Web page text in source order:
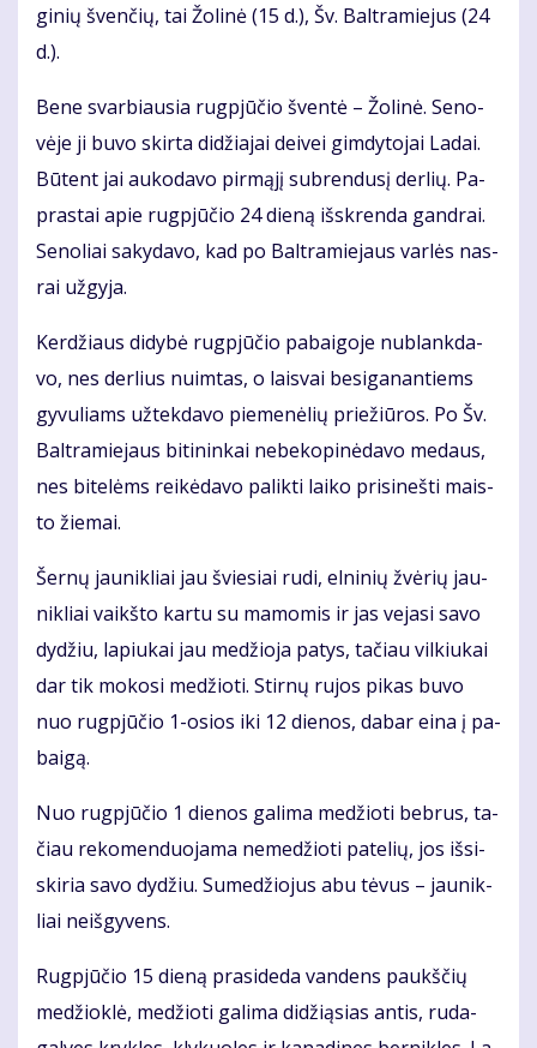
gi­nių šven­čių, tai Žo­li­nė (15 d.), Šv. Bal­tra­mie­jus (24
d.).
Be­ne svar­biau­sia rug­pjū­čio šven­tė – Žo­li­nė. Se­no­
vė­je ji bu­vo skir­ta di­džia­jai dei­vei gim­dy­to­jai La­dai.
Bū­tent jai au­ko­da­vo pir­mą­jį su­bren­du­sį der­lių. Pa­
pras­tai apie rug­pjū­čio 24 die­ną iš­skren­da gan­drai.
Se­no­liai sa­ky­da­vo, kad po Bal­tra­mie­jaus var­lės nas­
rai už­gy­ja.
Ker­džiaus di­dy­bė rug­pjū­čio pa­bai­go­je nu­blank­da­
vo, nes der­lius nuim­tas, o lais­vai be­si­ga­nan­tiems
gy­vu­liams už­tek­da­vo pie­me­nė­lių prie­žiū­ros. Po Šv.
Bal­tra­mie­jaus bi­ti­nin­kai ne­be­ko­pi­nė­da­vo me­daus,
nes bi­te­lėms rei­kė­da­vo pa­lik­ti lai­ko pri­si­neš­ti mais­
to žie­mai.
Šer­nų jau­nik­liai jau švie­siai ru­di, el­ni­nių žvė­rių jau­
nik­liai vaikš­to kar­tu su ma­mo­mis ir jas ve­ja­si sa­vo
dy­džiu, la­piu­kai jau me­džio­ja pa­tys, ta­čiau vil­kiu­kai
dar tik mo­ko­si me­džio­ti. Stir­nų ru­jos pi­kas bu­vo
nuo rug­pjū­čio 1-osios iki 12 die­nos, da­bar ei­na į pa­
bai­gą.
Nuo rug­pjū­čio 1 die­nos ga­li­ma me­džio­ti beb­rus, ta­
čiau re­ko­men­duo­ja­ma ne­me­džio­ti pa­te­lių, jos iš­si­
ski­ria sa­vo dy­džiu. Su­me­džio­jus abu tė­vus – jau­nik­
liai ne­iš­gy­vens.
Rug­pjū­čio 15 die­ną pra­si­de­da van­dens paukš­čių
me­džiok­lė, me­džio­ti ga­li­ma di­dži­ą­sias an­tis, ru­da­